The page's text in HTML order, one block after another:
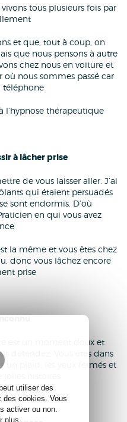
utiliser des
des cookies. Vous
activer ou non.
plus
tous plusieurs fois par
et que, tout à coup, on
que nous pensons à autre
chez nous en voiture et
nous sommes passé car
téléphone
l’hypnose thérapeutique
à lâcher prise
de vous laisser aller. J’ai
qui étaient persuadés
sont endormis. D’où
en qui vous avez
la même et vous êtes chez
donc vous lâchez encore
prise
est un moment doux et
détendez. Vous êtes dans
un plaid, les yeux fermés et